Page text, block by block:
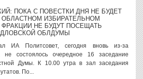
ПОКА С ПОВЕСТКИ ДНЯ НЕ БУДЕТ
ИЗБИРАТЕЛЬНОМ
НЕ БУДУТ ПОСЕЩАТЬ
ОБЛДУМЫ
ИА Политсовет, сегодня вновь из-за
не состоялось очередное 16 заседание
Думы. К 10.00 утра в зал заседания
По...